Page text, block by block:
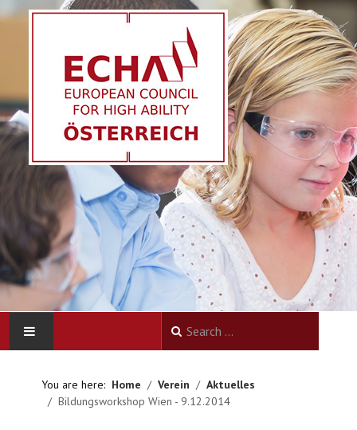
VEREIN
You are here: Home Verein
Aktuelles
Bildungsworkshop Wien - 9.12.2014